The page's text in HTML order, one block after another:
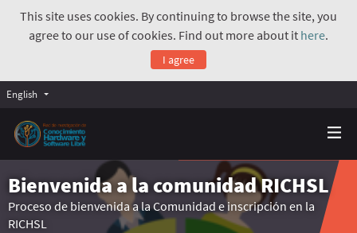
This site uses cookies. By continuing to browse the site, you
agree to our use of cookies. Find out more about it here.
I agree
English
Bienvenida a la comunidad RICHSL
Proceso de bienvenida a la Comunidad e inscripción en la
RICHSL